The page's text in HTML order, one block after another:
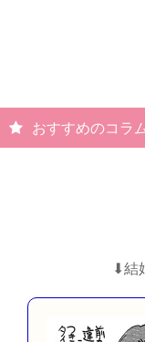
おすすめのコラ
⬇︎結